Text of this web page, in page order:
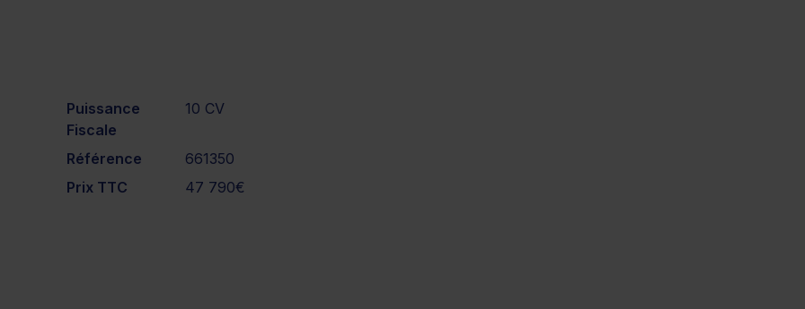
Puissance
Fiscale
10 CV
Référence
661350
Prix TTC
47 790€